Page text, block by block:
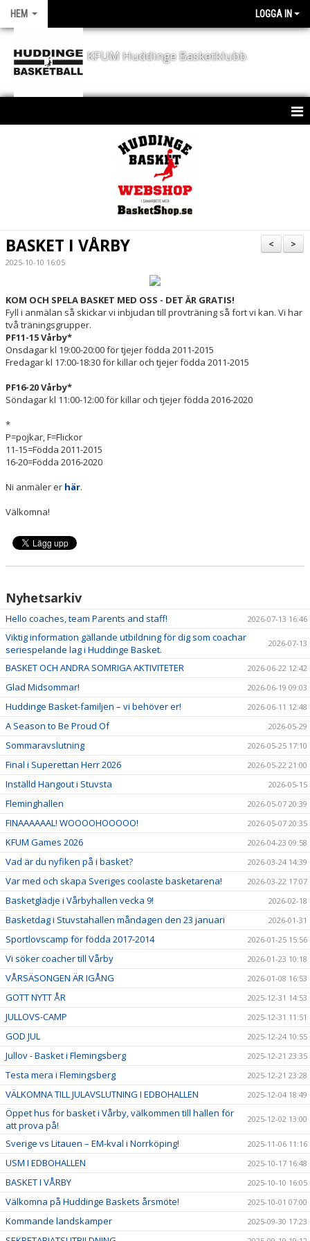
HEM LOGGA IN
KFUM Huddinge Basketklubb
KALENDER
SPELPROGRAM
REHAB ROOM
DOKUMENT/POLICY
UTBILDNING
HALLAR
H.A.N.G FLEMINGSBERG
>
<
BASKET I VÅRBY
2025-10-10 16:05
KOM OCH SPELA BASKET MED OSS - DET ÄR GRATIS!
Fyll i anmälan så skickar vi inbjudan till provträning så fort vi kan. Vi har
två träningsgrupper.
PF11-15 Vårby*
Onsdagar kl 19:00-20:00 för tjejer födda 2011-2015
Fredagar kl 17:00-18:30 för killar och tjejer födda 2011-2015
PF16-20 Vårby*
Söndagar kl 11:00-12:00 för killar och tjejer födda 2016-2020
*
P=pojkar, F=Flickor
11-15=Födda 2011-2015
16-20=Födda 2016-2020
Ni anmäler er här.
Välkomna!
Nyhetsarkiv
Hello coaches, team Parents and staff! 2026-07-13 16:46
Viktig information gällande utbildning för dig som coachar
seriespelande lag i Huddinge Basket.
2026-07-13
BASKET OCH ANDRA SOMRIGA AKTIVITETER 2026-06-22 12:42
Glad Midsommar! 2026-06-19 09:03
Huddinge Basket-familjen – vi behöver er! 2026-06-11 12:48
A Season to Be Proud Of 2026-05-29
Sommaravslutning 2026-05-25 17:10
Final i Superettan Herr 2026 2026-05-22 21:00
Inställd Hangout i Stuvsta 2026-05-15
Fleminghallen 2026-05-07 20:39
FINAAAAAAL! WOOOOHOOOOO! 2026-05-07 20:35
KFUM Games 2026 2026-04-23 09:58
Vad är du nyfiken på i basket? 2026-03-24 14:39
Var med och skapa Sveriges coolaste basketarena! 2026-03-22 17:07
Basketglädje i Vårbyhallen vecka 9! 2026-02-18
Basketdag i Stuvstahallen måndagen den 23 januari 2026-01-31
Sportlovscamp för födda 2017-2014 2026-01-25 15:56
Vi söker coacher till Vårby 2026-01-23 10:18
VÅRSÄSONGEN ÄR IGÅNG 2026-01-08 16:53
GOTT NYTT ÅR 2025-12-31 14:53
JULLOVS-CAMP 2025-12-31 11:51
GOD JUL 2025-12-24 10:55
Jullov - Basket i Flemingsberg 2025-12-21 23:35
Testa mera i Flemingsberg 2025-12-21 23:28
VÄLKOMNA TILL JULAVSLUTNING I EDBOHALLEN 2025-12-04 18:49
Öppet hus för basket i Vårby, välkommen till hallen för
att prova på!
2025-12-02 13:00
Sverige vs Litauen – EM-kval i Norrköping! 2025-11-06 11:16
USM I EDBOHALLEN 2025-10-17 16:48
BASKET I VÅRBY 2025-10-10 16:05
Välkomna på Huddinge Baskets årsmöte! 2025-10-01 07:00
Kommande landskamper 2025-09-30 17:23